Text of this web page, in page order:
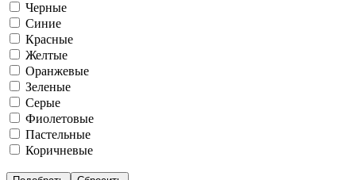
Черные
Синие
Красные
Желтые
Оранжевые
Зеленые
Серые
Фиолетовые
Пастельные
Коричневые